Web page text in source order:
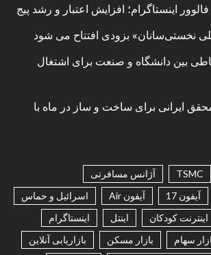
اینستاگرام؛ افزایش اعتبار و رشد پیج
نخستی‌سانان» بزودی افتتاح می شود
بین دانشگاه و صنعت برای اشتغال
محقق ایرانی برای ساخت و ساز در ماه با
TSMC
آژانس مسافرتی
آیفون 17 آیفون Air
اسرائیل و حماس
اینترنت کودکان اینتل
اینستاگرام
سهام بازار مسکن
بازاریابی آنلاین